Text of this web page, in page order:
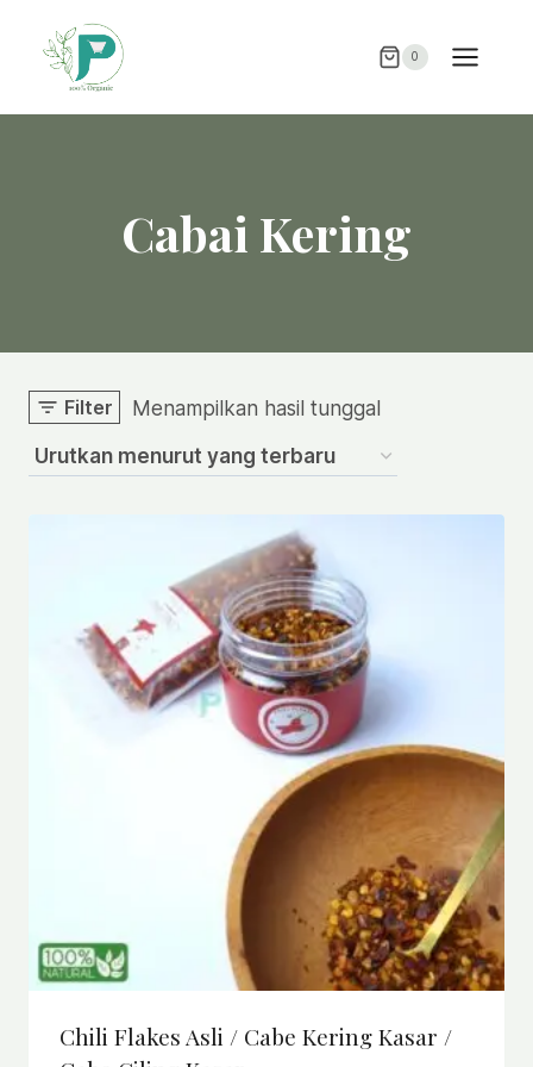
content
0
Cabai Kering
Filter Menampilkan hasil tunggal
Chili Flakes Asli / Cabe Kering Kasar /